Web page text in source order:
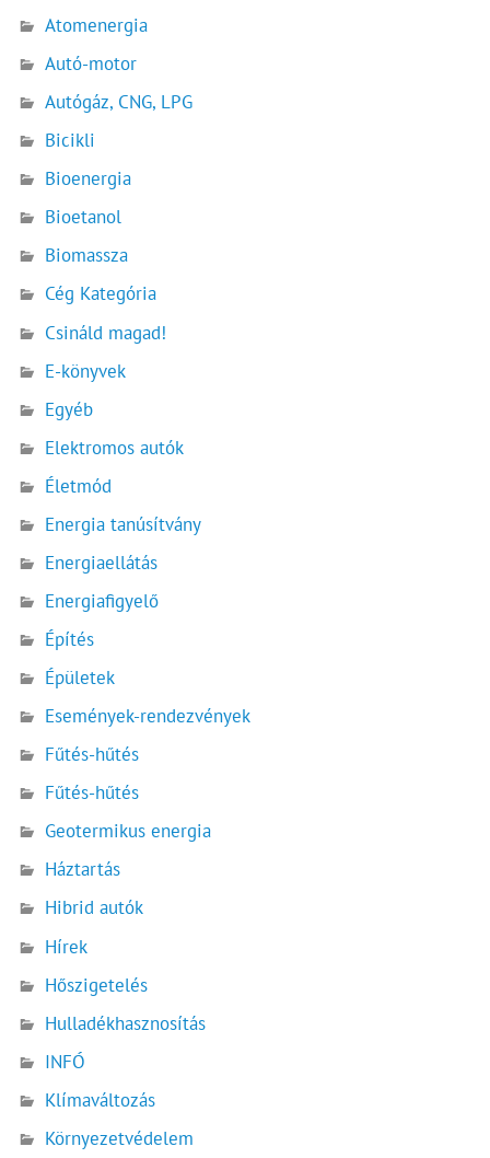
Atomenergia
Autó-motor
Autógáz, CNG, LPG
Bicikli
Bioenergia
Bioetanol
Biomassza
Cég Kategória
Csináld magad!
E-könyvek
Egyéb
Elektromos autók
Életmód
Energia tanúsítvány
Energiaellátás
Energiafigyelő
Építés
Épületek
Események-rendezvények
Fűtés-hűtés
Fűtés-hűtés
Geotermikus energia
Háztartás
Hibrid autók
Hírek
Hőszigetelés
Hulladékhasznosítás
INFÓ
Klímaváltozás
Környezetvédelem